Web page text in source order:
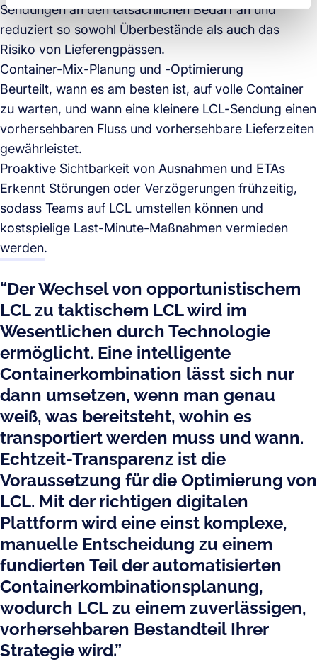
Sendungen an den tatsächlichen Bedarf an und
reduziert so sowohl Überbestände als auch das
Risiko von Lieferengpässen.
Container-Mix-Planung und -Optimierung
Beurteilt, wann es am besten ist, auf volle Container
zu warten, und wann eine kleinere LCL-Sendung einen
vorhersehbaren Fluss und vorhersehbare Lieferzeiten
gewährleistet.
Proaktive Sichtbarkeit von Ausnahmen und ETAs
Erkennt Störungen oder Verzögerungen frühzeitig,
sodass Teams auf LCL umstellen können und
kostspielige Last-Minute-Maßnahmen vermieden
werden.
“Der Wechsel von opportunistischem
LCL zu taktischem LCL wird im
Wesentlichen durch Technologie
ermöglicht. Eine intelligente
Containerkombination lässt sich nur
dann umsetzen, wenn man genau
weiß, was bereitsteht, wohin es
transportiert werden muss und wann.
Echtzeit-Transparenz ist die
Voraussetzung für die Optimierung von
LCL. Mit der richtigen digitalen
Plattform wird eine einst komplexe,
manuelle Entscheidung zu einem
fundierten Teil der automatisierten
Containerkombinationsplanung,
wodurch LCL zu einem zuverlässigen,
vorhersehbaren Bestandteil Ihrer
Strategie wird.”